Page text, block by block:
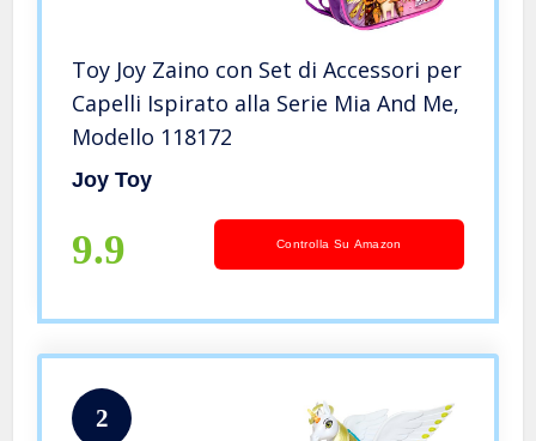
Toy Joy Zaino con Set di Accessori per
Capelli Ispirato alla Serie Mia And Me,
Modello 118172
Joy Toy
9.9 Controlla Su Amazon
2